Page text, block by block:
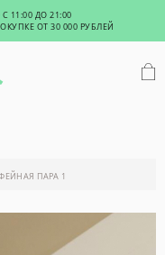
11:00 ДО 21:00
ОТ 30 000 РУБЛЕЙ
ПАРА 1